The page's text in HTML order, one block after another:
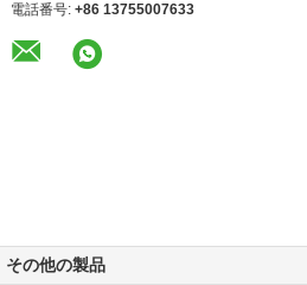
電話番号: +86 13755007633
その他の製品